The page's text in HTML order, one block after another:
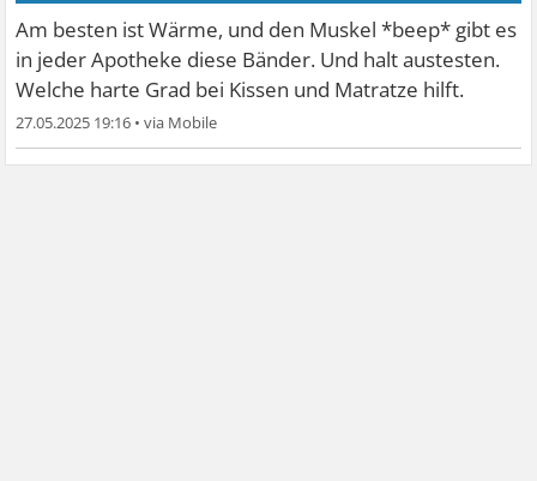
Am besten ist Wärme, und den Muskel *beep* gibt es
in jeder Apotheke diese Bänder. Und halt austesten.
Welche harte Grad bei Kissen und Matratze hilft.
27.05.2025 19:16 •